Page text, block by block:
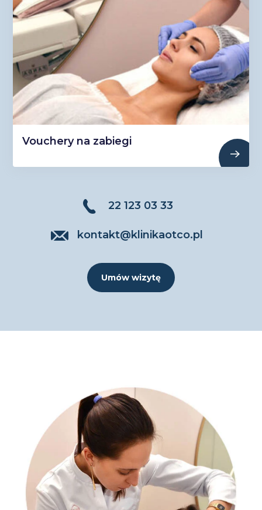
Vouchery na zabiegi
22 123 03 33
kontakt@klinikaotco.pl
Umów wizytę